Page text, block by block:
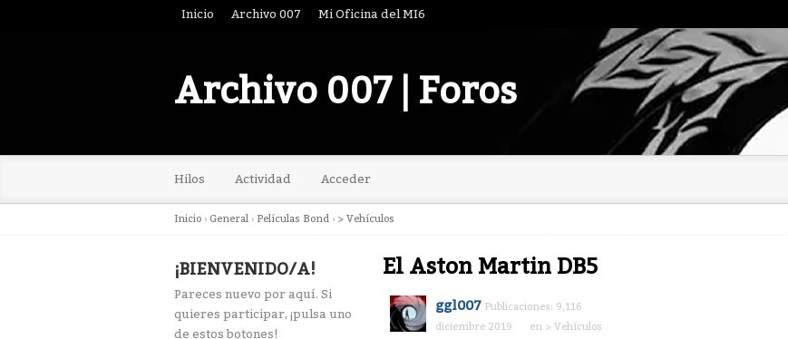
Inicio Archivo 007 Mi Oficina del MI6
Archivo 007 | Foros
Hilos Actividad Acceder
Inicio › General › Películas Bond › > Vehículos
¡BIENVENIDO/A!
Pareces nuevo por aquí. Si
quieres participar, ¡pulsa uno
de estos botones!
El Aston Martin DB5
ggl007 Publicaciones: 9,116
diciembre 2019
en > Vehículos